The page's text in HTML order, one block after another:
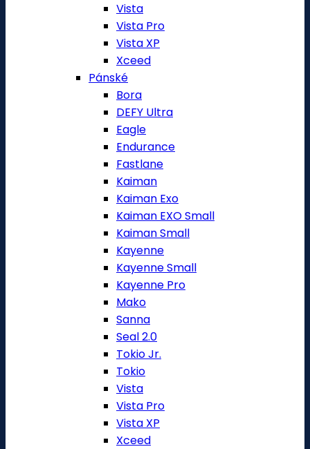
Vista
Vista Pro
Vista XP
Xceed
Pánské
Bora
DEFY Ultra
Eagle
Endurance
Fastlane
Kaiman
Kaiman Exo
Kaiman EXO Small
Kaiman Small
Kayenne
Kayenne Small
Kayenne Pro
Mako
Sanna
Seal 2.0
Tokio Jr.
Tokio
Vista
Vista Pro
Vista XP
Xceed